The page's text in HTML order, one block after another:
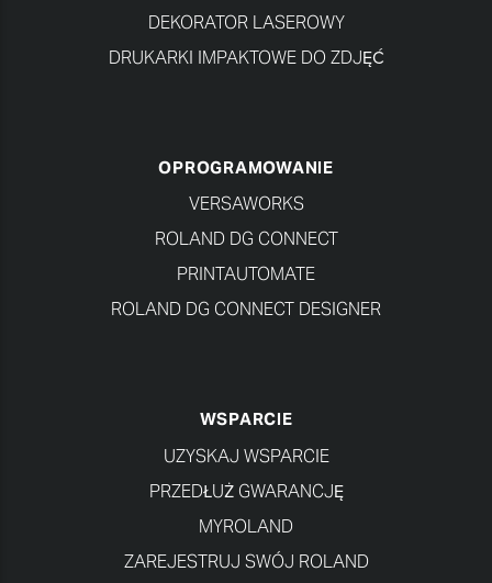
DEKORATOR LASEROWY
DRUKARKI IMPAKTOWE DO ZDJĘĆ
OPROGRAMOWANIE
VERSAWORKS
ROLAND DG CONNECT
PRINTAUTOMATE
ROLAND DG CONNECT DESIGNER
WSPARCIE
UZYSKAJ WSPARCIE
PRZEDŁUŻ GWARANCJĘ
MYROLAND
ZAREJESTRUJ SWÓJ ROLAND